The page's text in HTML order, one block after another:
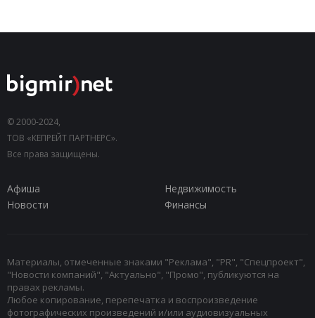
© 2000-2024,
ТОВ «КЕПРЕЙТ ПАРТНЕРС».
Все права защищены.
Афиша
Недвижимость
Новости
Финансы
Материалы, отмеченные знаками "Реклама", "PR", "Спецпроект",
"Новости компаний", "Актуально", "Промо", публикуются на
правах рекламы.
Любое копирование, перепечатка и воспроизведение
фотографических произведений и/или аудиовизуальных